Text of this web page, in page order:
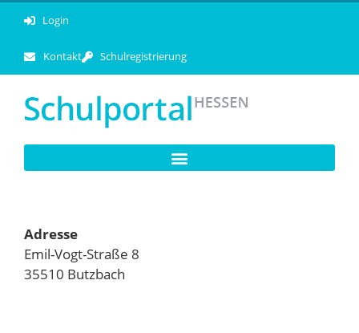
Login
Kontakt Schulregistrierung
Adresse
Emil-Vogt-Straße 8
35510 Butzbach